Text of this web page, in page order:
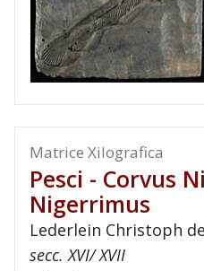
Matrice Xilografica
Pesci - Corvus
Nigerrimus
Lederlein Christoph
secc. XVI/ XVII